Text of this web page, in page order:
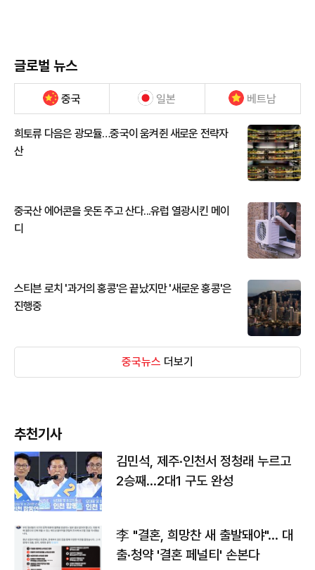
글로벌 뉴스
중국 일본 베트남
희토류 다음은 광모듈…중국이 움켜쥔 새로운 전략자
산
중국산 에어콘을 웃돈 주고 산다...유럽 열광시킨 메이
디
스티븐 로치 '과거의 홍콩'은 끝났지만 '새로운 홍콩'은
진행중
중국뉴스 더보기
추천기사
김민석, 제주·인천서 정청래 누르고
2승째…2대1 구도 완성
李 "결혼, 희망찬 새 출발돼야"… 대
출·청약 '결혼 페널티' 손본다